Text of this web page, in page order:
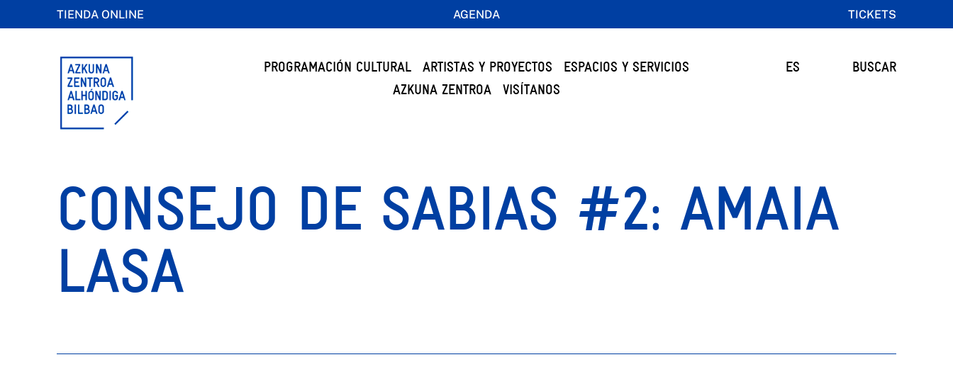
TIENDA ONLINE AGENDA TICKETS
PROGRAMACIÓN CULTURAL ARTISTAS Y PROYECTOS
ESPACIOS Y SERVICIOS
AZKUNA ZENTROA
VISÍTANOS
ES BUSCAR
CONSEJO DE SABIAS #2: AMAIA
LASA